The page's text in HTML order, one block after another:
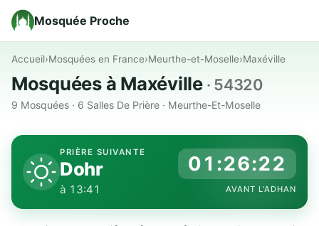
Mosquée Proche
Accueil›Mosquées en France›Meurthe-et-Moselle›Maxéville
Mosquées à Maxéville· 54320
9 Mosquées · 6 Salles De Prière · Meurthe-Et-Moselle
PRIÈRE SUIVANTE
Dohr
à 13:41
01:26:22
AVANT L'ADHAN